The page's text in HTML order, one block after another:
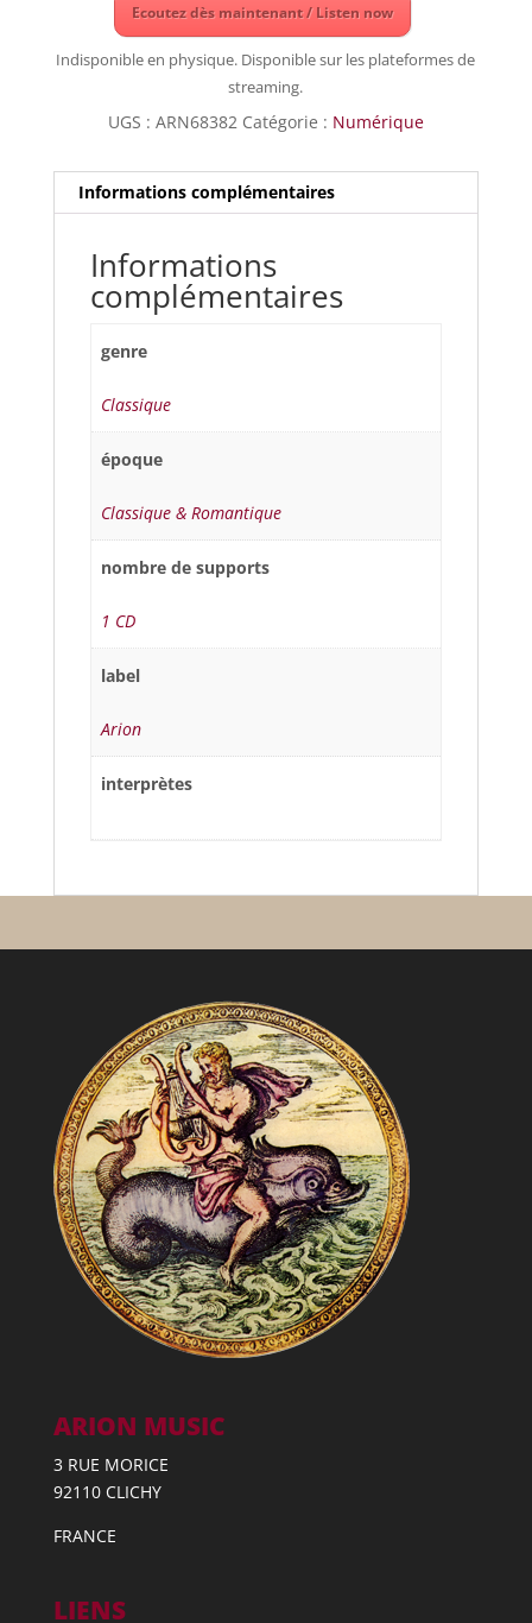
Ecoutez dès maintenant / Listen now
Indisponible en physique. Disponible sur les plateformes de
streaming.
UGS : ARN68382 Catégorie : Numérique
Informations complémentaires
Informations
complémentaires
genre
Classique
époque
Classique & Romantique
nombre de supports
1 CD
label
Arion
interprètes
ARION MUSIC
3 RUE MORICE
92110 CLICHY
FRANCE
LIENS